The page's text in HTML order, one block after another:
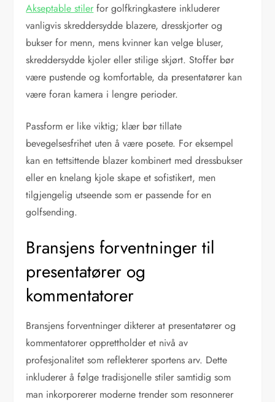
Akseptable stiler for golfkringkastere inkluderer
vanligvis skreddersydde blazere, dresskjorter og
bukser for menn, mens kvinner kan velge bluser,
skreddersydde kjoler eller stilige skjørt. Stoffer bør
være pustende og komfortable, da presentatører kan
være foran kamera i lengre perioder.
Passform er like viktig; klær bør tillate
bevegelsesfrihet uten å være posete. For eksempel
kan en tettsittende blazer kombinert med dressbukser
eller en knelang kjole skape et sofistikert, men
tilgjengelig utseende som er passende for en
golfsending.
Bransjens forventninger til
presentatører og
kommentatorer
Bransjens forventninger dikterer at presentatører og
kommentatorer opprettholder et nivå av
profesjonalitet som reflekterer sportens arv. Dette
inkluderer å følge tradisjonelle stiler samtidig som
man inkorporerer moderne trender som resonnerer